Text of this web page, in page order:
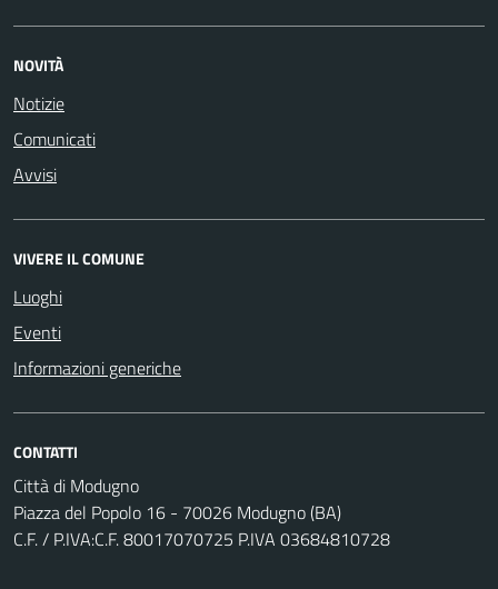
NOVITÀ
Notizie
Comunicati
Avvisi
VIVERE IL COMUNE
Luoghi
Eventi
Informazioni generiche
CONTATTI
Città di Modugno
Piazza del Popolo 16 - 70026 Modugno (BA)
C.F. / P.IVA:C.F. 80017070725 P.IVA 03684810728